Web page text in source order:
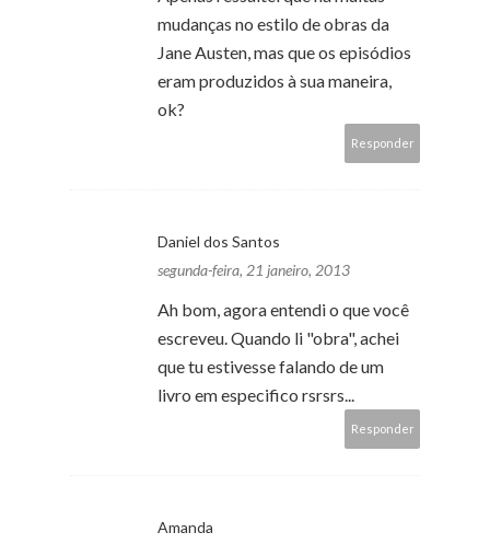
mudanças no estilo de obras da
Jane Austen, mas que os episódios
eram produzidos à sua maneira,
ok?
Responder
Daniel dos Santos
segunda-feira, 21 janeiro, 2013
Ah bom, agora entendi o que você
escreveu. Quando li "obra", achei
que tu estivesse falando de um
livro em especifico rsrsrs...
Responder
Amanda